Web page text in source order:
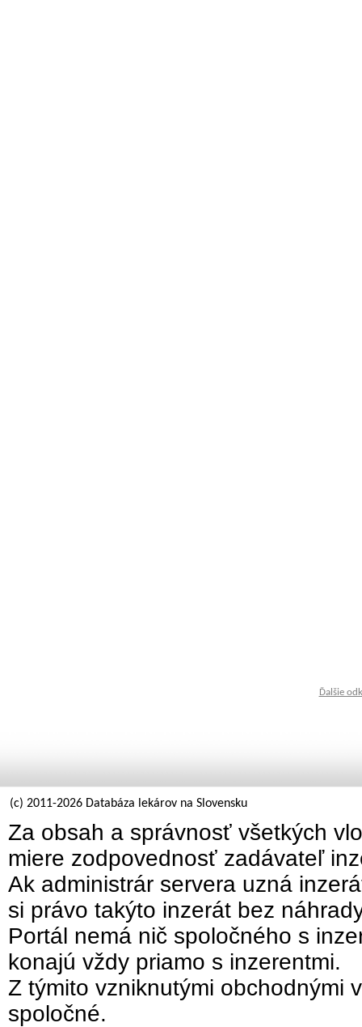
Ďalšie
(c) 2011-2026 Databáza lekárov na Slovensku
Za obsah a správnosť všetkých
miere zodpovednosť zadávateľ
Ak administrár servera uzná
si právo takýto inzerát bez
Portál nemá nič spoločného s
konajú vždy priamo s inzerentmi.
Z týmito vzniknutými obchodnými
spoločné.